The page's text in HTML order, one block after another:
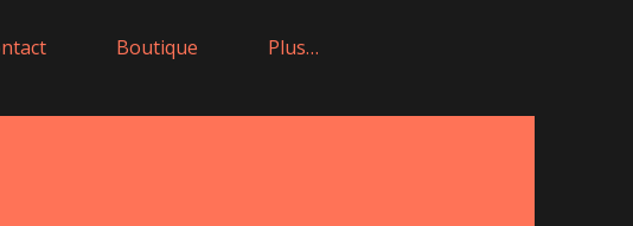
Boutique Plus…